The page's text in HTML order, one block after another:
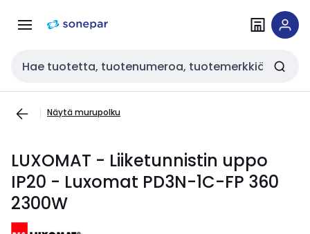
navigointiinsisältöön
Haku
Näytä murupolku
LUXOMAT - Liiketunnistin uppo
IP20 - Luxomat PD3N-1C-FP 360
2300W